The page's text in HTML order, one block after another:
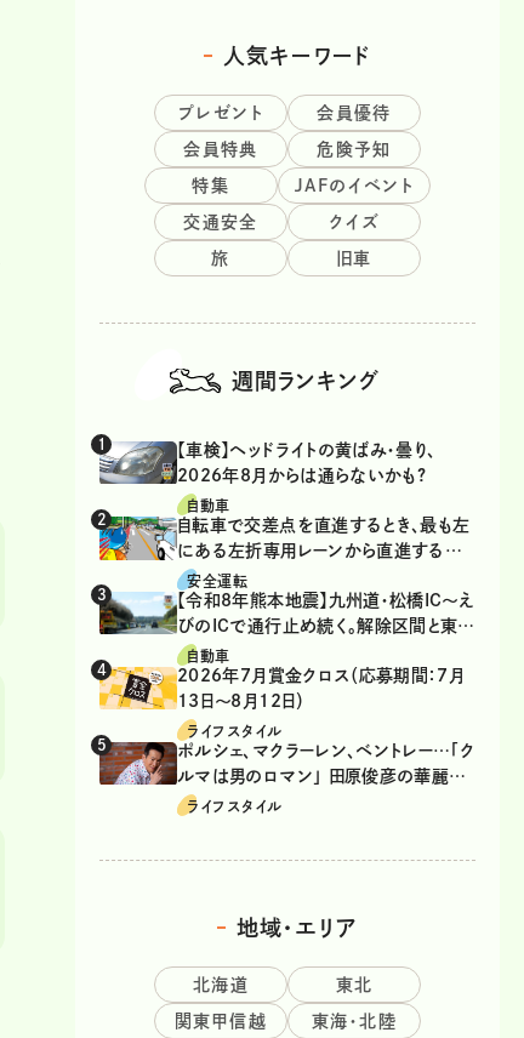
人気キーワード
プレゼント 会員優待
会員特典 危険予知
特集 JAFのイベント
交通安全 クイズ
旅 旧車
週間ランキング
【車検】ヘッドライトの黄ばみ・曇り、
2026年8月からは通らないかも?
自動車
自転車で交差点を直進するとき、最も左
にある左折専用レーンから直進するの
は、違反？
安全運転
【令和8年熊本地震】九州道・松橋IC～え
びのICで通行止め続く。解除区間と東九
州道の迂回ルート
自動車
2026年7月賞金クロス（応募期間：7月
13日～8月12日）
ライフスタイル
ポルシェ、マクラーレン、ベントレー…「ク
ルマは男のロマン」 田原俊彦の華麗な
る愛車遍歴
ライフスタイル
地域・エリア
北海道 東北
関東甲信越 東海・北陸